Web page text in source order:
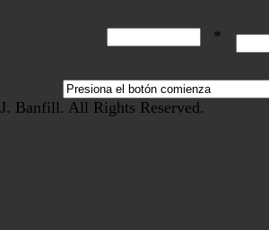
*
Banfill. All Rights Reserved.